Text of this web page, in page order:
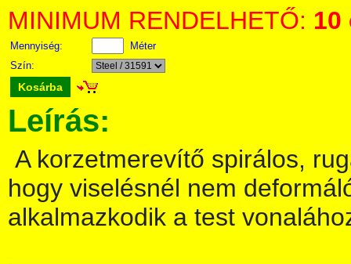
MINIMUM RENDELHETŐ: 10
Mennyiség:
Méter
Szín:
Kosárba
Leírás:
A korzetmerevítő spirálos,
hogy viselésnél nem
alkalmazkodik a test